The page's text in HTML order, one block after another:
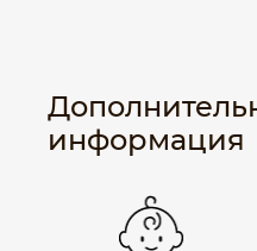
информация